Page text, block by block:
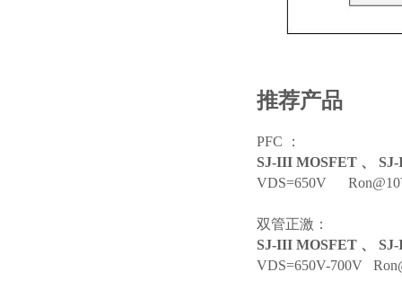
推荐产品
PFC ：
SJ-III MOSFET 、
VDS=650V
双管正激：
SJ-III MOSFET 、
VDS=650V-700V